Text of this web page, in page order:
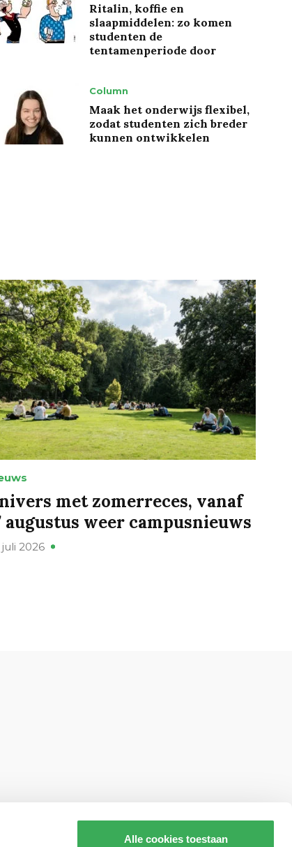
Alle cookies toestaan
Ritalin, koffie en
slaapmiddelen: zo komen
studenten de
tentamenperiode door
Column
Maak het onderwijs flexibel,
zodat studenten zich breder
kunnen ontwikkelen
met zomerreces, vanaf
augustus weer campusnieuws
juli 2026